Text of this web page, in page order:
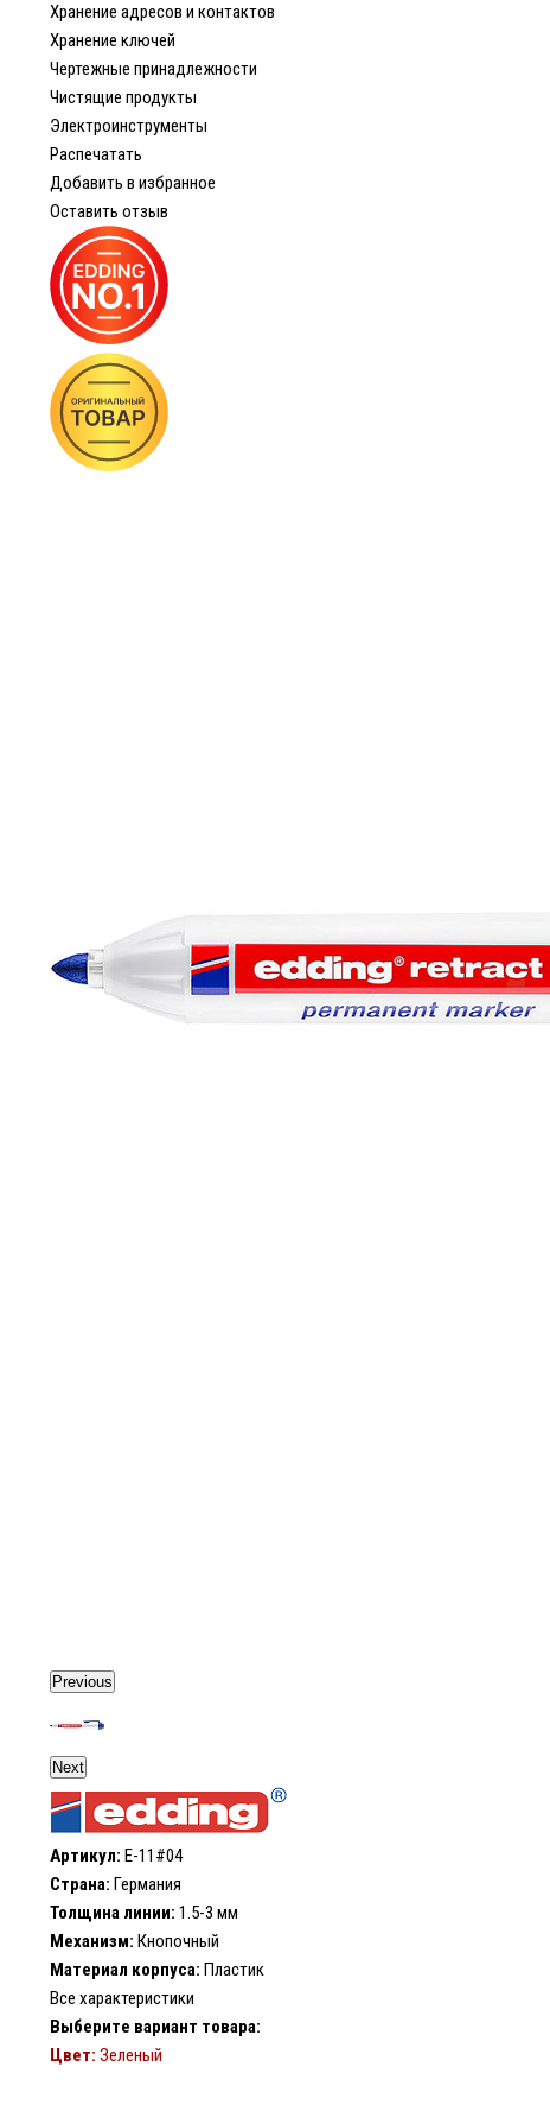
Хранение адресов и контактов
Хранение ключей
Чертежные принадлежности
Чистящие продукты
Электроинструменты
Распечатать
Добавить в избранное
Оставить отзыв
Previous
Next
Артикул: E-11#04
Страна: Германия
Толщина линии: 1.5-3 мм
Механизм: Кнопочный
Материал корпуса: Пластик
Все характеристики
Выберите вариант товара:
Цвет: Зеленый